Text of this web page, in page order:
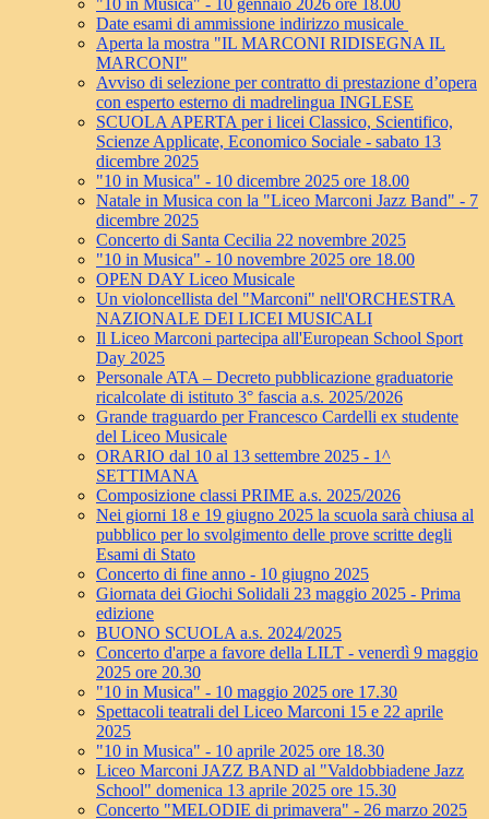
"10 in Musica" - 10 gennaio 2026 ore 18.00
Date esami di ammissione indirizzo musicale
Aperta la mostra "IL MARCONI RIDISEGNA IL
MARCONI"
Avviso di selezione per contratto di prestazione d’opera
con esperto esterno di madrelingua INGLESE
SCUOLA APERTA per i licei Classico, Scientifico,
Scienze Applicate, Economico Sociale - sabato 13
dicembre 2025
"10 in Musica" - 10 dicembre 2025 ore 18.00
Natale in Musica con la "Liceo Marconi Jazz Band" - 7
dicembre 2025
Concerto di Santa Cecilia 22 novembre 2025
"10 in Musica" - 10 novembre 2025 ore 18.00
OPEN DAY Liceo Musicale
Un violoncellista del "Marconi" nell'ORCHESTRA
NAZIONALE DEI LICEI MUSICALI
Il Liceo Marconi partecipa all'European School Sport
Day 2025
Personale ATA – Decreto pubblicazione graduatorie
ricalcolate di istituto 3° fascia a.s. 2025/2026
Grande traguardo per Francesco Cardelli ex studente
del Liceo Musicale
ORARIO dal 10 al 13 settembre 2025 - 1^
SETTIMANA
Composizione classi PRIME a.s. 2025/2026
Nei giorni 18 e 19 giugno 2025 la scuola sarà chiusa al
pubblico per lo svolgimento delle prove scritte degli
Esami di Stato
Concerto di fine anno - 10 giugno 2025
Giornata dei Giochi Solidali 23 maggio 2025 - Prima
edizione
BUONO SCUOLA a.s. 2024/2025
Concerto d'arpe a favore della LILT - venerdì 9 maggio
2025 ore 20.30
"10 in Musica" - 10 maggio 2025 ore 17.30
Spettacoli teatrali del Liceo Marconi 15 e 22 aprile
2025
"10 in Musica" - 10 aprile 2025 ore 18.30
Liceo Marconi JAZZ BAND al "Valdobbiadene Jazz
School" domenica 13 aprile 2025 ore 15.30
Concerto "MELODIE di primavera" - 26 marzo 2025